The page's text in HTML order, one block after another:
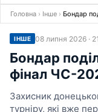
Головна › Інше › Бондар
ІНШЕ 08 липня 2026 ·
Бондар
фінал ЧС-
Захисник
турніру, які вже